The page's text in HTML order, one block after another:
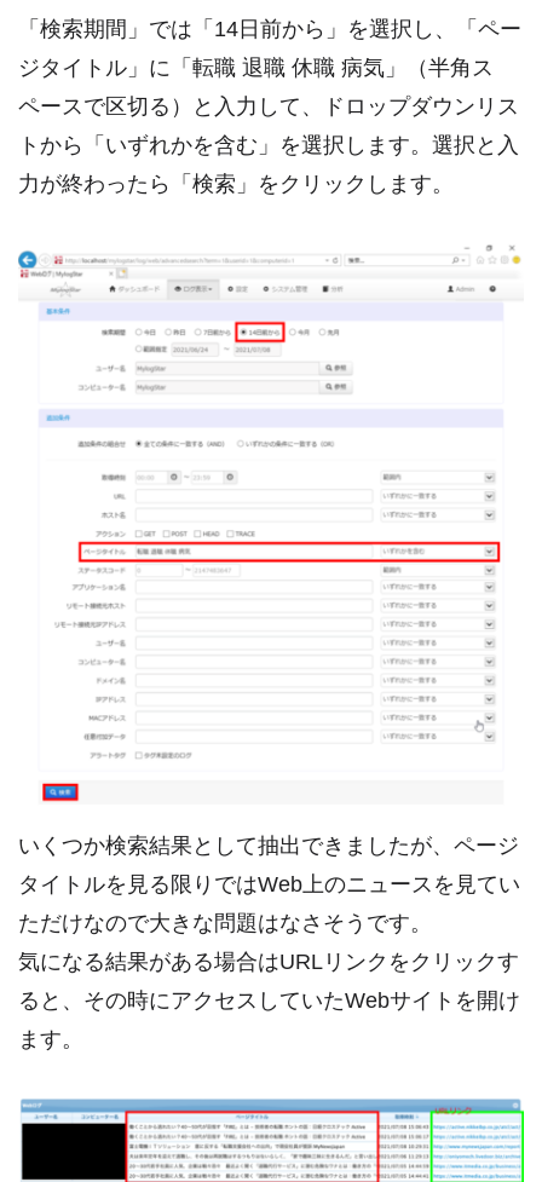
「検索期間」では「14日前から」を選択し、「ペー
ジタイトル」に「転職 退職 休職 病気」（半角ス
ペースで区切る）と入力して、ドロップダウンリス
トから「いずれかを含む」を選択します。選択と入
力が終わったら「検索」をクリックします。
いくつか検索結果として抽出できましたが、ページ
タイトルを見る限りではWeb上のニュースを見てい
ただけなので大きな問題はなさそうです。
気になる結果がある場合はURLリンクをクリックす
ると、その時にアクセスしていたWebサイトを開け
ます。